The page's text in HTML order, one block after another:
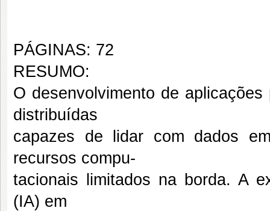
PÁGINAS: 72
RESUMO:
O desenvolvimento de
distribuídas
capazes de lidar com dados
recursos compu-
tacionais limitados na borda. A
(IA) em